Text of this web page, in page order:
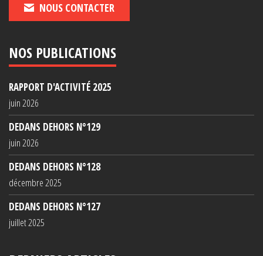
NOUS CONTACTER
NOS PUBLICATIONS
RAPPORT D'ACTIVITÉ 2025
juin 2026
DEDANS DEHORS N°129
juin 2026
DEDANS DEHORS N°128
décembre 2025
DEDANS DEHORS N°127
juillet 2025